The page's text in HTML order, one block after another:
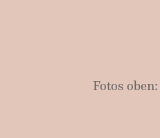
Fotos